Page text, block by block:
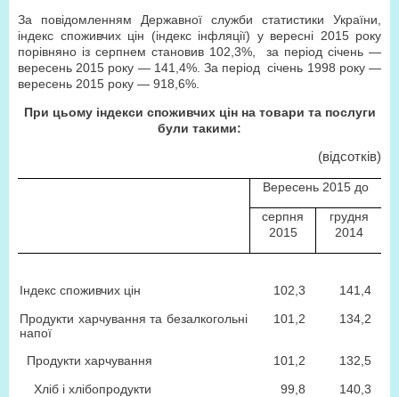
За повідомленням Державної служби статистики України,
індекс споживчих цін (індекс інфляції) у вересні 2015 року
порівняно із серпнем становив 102,3%, за період січень —
вересень 2015 року — 141,4%. За період січень 1998 року —
вересень 2015 року — 918,6%.
При цьому індекси споживчих цін на товари та послуги
були такими:
(відсотків)
Вересень 2015 до
серпня
2015
грудня
2014
Індекс споживчих цін 102,3
141,4
Продукти харчування та безалкогольні
напої
101,2 134,2
Продукти харчування 101,2
132,5
Хліб і хлібопродукти
99,8
140,3